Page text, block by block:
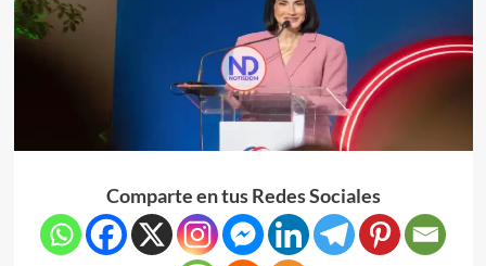
Comparte en tus Redes Sociales